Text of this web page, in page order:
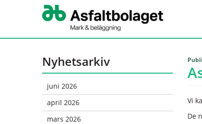
Nyhetsarkiv
juni 2026
april 2026
mars 2026
Vi
De